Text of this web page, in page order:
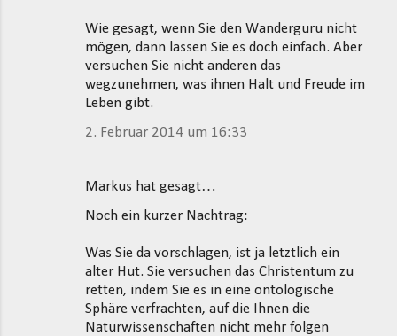
Wie gesagt, wenn Sie den Wanderguru nicht
mögen, dann lassen Sie es doch einfach. Aber
versuchen Sie nicht anderen das
wegzunehmen, was ihnen Halt und Freude im
Leben gibt.
2. Februar 2014 um 16:33
Markus hat gesagt…
Noch ein kurzer Nachtrag:
Was Sie da vorschlagen, ist ja letztlich ein
alter Hut. Sie versuchen das Christentum zu
retten, indem Sie es in eine ontologische
Sphäre verfrachten, auf die Ihnen die
Naturwissenschaften nicht mehr folgen